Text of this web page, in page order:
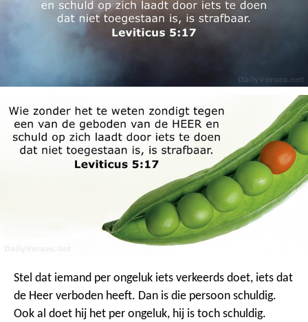
Stel dat iemand per ongeluk iets verkeerds doet, iets dat
de Heer verboden heeft. Dan is die persoon schuldig.
Ook al doet hij het per ongeluk, hij is toch schuldig.